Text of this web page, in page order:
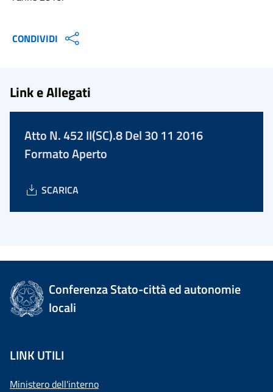
CONDIVIDI
Link e Allegati
Atto N. 452 II(SC).8 Del 30 11 2016
Formato Aperto
SCARICA
Conferenza Stato-città ed autonomie
locali
LINK UTILI
Ministero dell'interno